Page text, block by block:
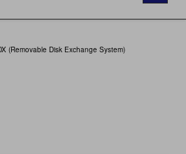
(Removable Disk Exchange System)